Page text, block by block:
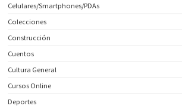
Celulares/Smartphones/PDAs
Colecciones
Construcción
Cuentos
Cultura General
Cursos Online
Deportes